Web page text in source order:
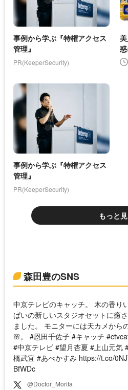
事例から学ぶ『特権アクセス
管理』
PR(KeeperSecurity)
事例から学ぶ『特権アクセス
管理』
PR(KeeperSecurity)
もっと
森田豊のSNS
中京テレビのキャッチ。 木の香り
ぱいの新しいスタジオセットに癒
ました。 モニターには天カメから
🌸。 #恩田千佐子 #キャッチ
#中京テレビ #望月杏夏 #上山元気
橋武宜 #あべかすみ https://t.co/
BfWDc
@Doctor_Morita